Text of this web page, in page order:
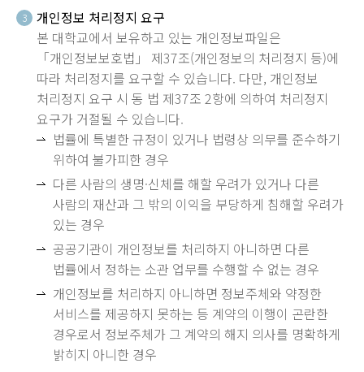
3
개인정보 처리정지 요구
본 대학교에서 보유하고 있는 개인정보파일은
「개인정보보호법」 제37조(개인정보의 처리정지 등)에
따라 처리정지를 요구할 수 있습니다. 다만, 개인정보
처리정지 요구 시 동 법 제37조 2항에 의하여 처리정지
요구가 거절될 수 있습니다.
법률에 특별한 규정이 있거나 법령상 의무를 준수하기
위하여 불가피한 경우
다른 사람의 생명·신체를 해할 우려가 있거나 다른
사람의 재산과 그 밖의 이익을 부당하게 침해할 우려가
있는 경우
공공기관이 개인정보를 처리하지 아니하면 다른
법률에서 정하는 소관 업무를 수행할 수 없는 경우
개인정보를 처리하지 아니하면 정보주체와 약정한
서비스를 제공하지 못하는 등 계약의 이행이 곤란한
경우로서 정보주체가 그 계약의 해지 의사를 명확하게
밝히지 아니한 경우